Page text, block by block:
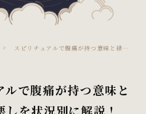
スピリチュアルで腹痛が持つ意味と縁起の良し悪しを状況別に解説！
ルで腹痛が持つ意味と